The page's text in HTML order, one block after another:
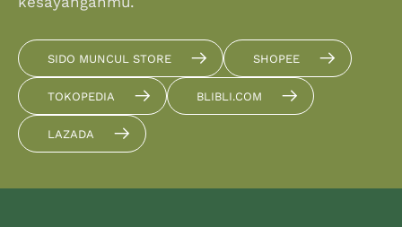
SIDO MUNCUL STORE SHOPEE
TOKOPEDIA BLIBLI.COM
LAZADA